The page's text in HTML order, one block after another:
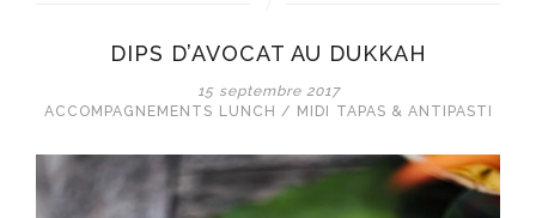
DIPS D’AVOCAT AU DUKKAH
15 septembre 2017
ACCOMPAGNEMENTS LUNCH / MIDI TAPAS & ANTIPASTI